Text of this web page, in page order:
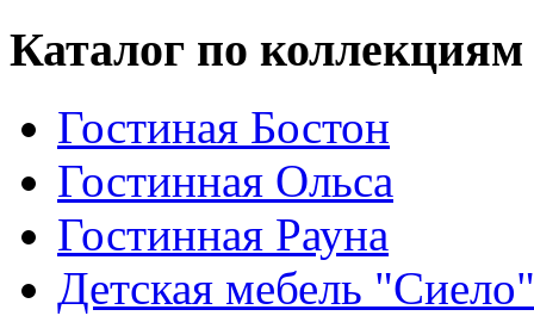
Каталог по коллекциям
Гостиная Бостон
Гостинная Ольса
Гостинная Рауна
Детская мебель "Сиело"